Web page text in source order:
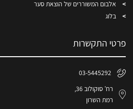
אלבום המשוררים של הוצאת סער
בלוג
פרטי התקשרות
03-5445292
רח' סוקולוב 36,
רמת השרון